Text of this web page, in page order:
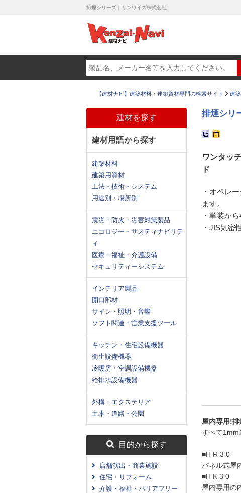
排煙シリーズ｜サンワイズ株式会社
【建材ナビ】建築材料・建築資材専門の検索サイト 建
建材を探す
建材用語から探す
建築材料
建築用資材
工法・技術・システム
用途別・場所別
震災・防火・災害対策製品
エコロジー・サスティナビリテ
ィ
医療・福祉・介護設備
セキュリティーシステム
インテリア製品
開口部材
サイン・照明・音響
ソフト関連・営業支援ツール
キッチン・住宅設備機器
衛生設備機器
冷暖房・空調設備機器
給排水設備機器
外構・エクステリア
土木・道路・公園
目的から探す
店舗演出・商業施設
住宅・リフォーム
介護・福祉・バリアフリー
排煙シリ
ワンタッ
ド
・オペレ
ます。
・単装か
・JIS気密
屋内専用!
すべて1mm
■H R 3 0
パネル式屋
■H K 3 0
屋内専用の